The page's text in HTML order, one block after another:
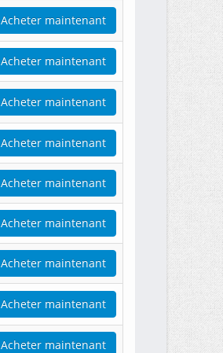
Acheter maintenant
Acheter maintenant
Acheter maintenant
Acheter maintenant
Acheter maintenant
Acheter maintenant
Acheter maintenant
Acheter maintenant
Acheter maintenant